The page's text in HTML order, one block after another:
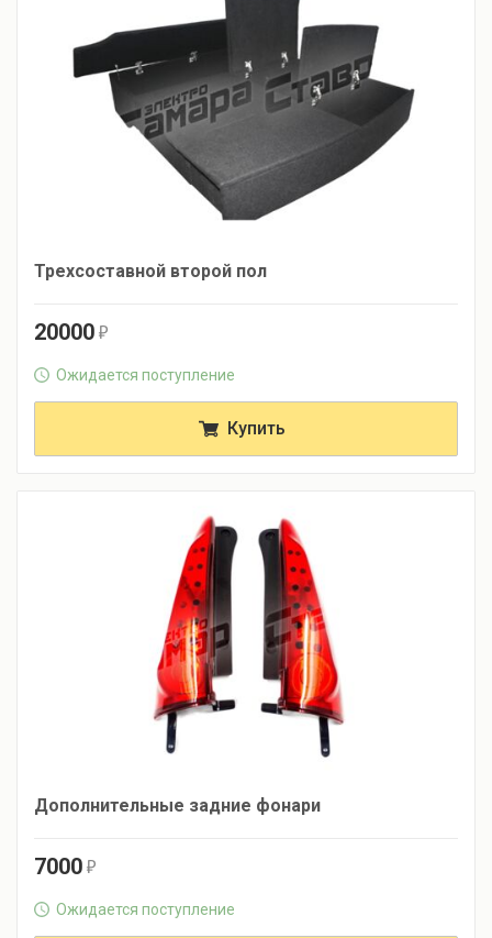
Трехсоставной второй пол
20000 r
Ожидается поступление
Купить
Дополнительные задние фонари
7000 r
Ожидается поступление